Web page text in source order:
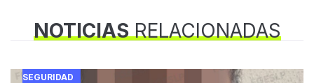
NOTICIASRELACIONADAS
SEGURIDAD